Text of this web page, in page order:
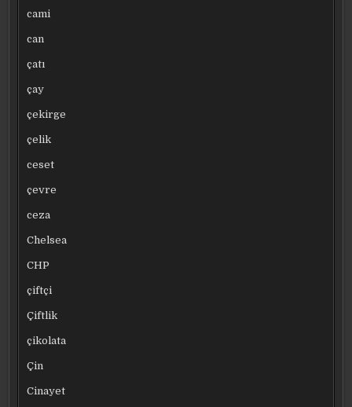
cami
can
çatı
çay
çekirge
çelik
ceset
çevre
ceza
Chelsea
CHP
çiftçi
Çiftlik
çikolata
Çin
Cinayet